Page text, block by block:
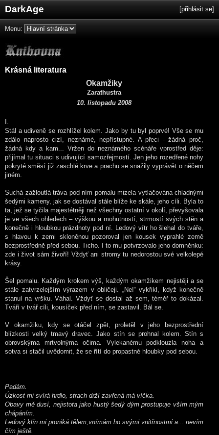
DarkAge [přihlásit se]
Menu:
Krásná literatura
Okamžiky
Zarathustra
10. listopadu 2008
Stál a udiveně se rozhlížel kolem. Jako by tu byl poprvé! Vše se mu
zdálo naprosto cizí, neznámé, nepřístupné. A přeci - žádná proč,
žádná kdy a kam... Vržen do neznámého scénáře vprostřed děje:
přijímal tu situaci s udivující samozřejmostí. Jen jeho rozedřené nohy
pokryté směsí již zaschlé krve a prachu se snažily vyprávět o něčem
jiném.
Suchá zažloutlá tráva pod ním pomalu mizela vytlačována chladnými
šedými kameny, jak se dostával stále blíže ke skále, jeho cíli. Byla to
ta, jež se tyčila majestétněji než všechny ostatní v okolí, převyšovala
je ve všech ohledech – výškou a mohutností, strmostí svých stěn a
konečně i hloubkou prázdnoty pod ní. Ledový vítr ho šlehal do tváře,
s hlavou k zemi skloněnou pozoroval jen kousek vyprahlé země
bezprostředně před sebou. Ticho. I to mu potvrzovalo jeho domněnku:
zde i život sám živoří! Vždyť ani stromy tu nedorostou své velkolepé
krásy.
Šel pomalu. Každým krokem výš, každým okamžikem nejistěji a se
stále zatvrzelejším výrazem v obličeji. „Ne!“ vykřikl, když konečně
stanul na vršku. Váhal. Vždyť se dostal až sem, téměř to dokázal.
Tváří v tvář cíli, kousíček před ním, se zastavil. Bál se.
V okamžiku, kdy se otáčel zpět, proletěl v jeho bezprostřední
blízkosti velký tmavý dravec. Jako stín se prohnal kolem. Stín s
obrovskýma mrtvolnýma očima. Vylekanému podklouzla noha a
sotva si stačil uvědomit, že se řítí do propastné hloubky pod sebou.
Padám.
Úzkost mi svírá hrdlo, strach drží zavřená má víčka.
Obavy mě dusí, nejistota jako hustý šedý dým prostupuje vším mým
chápáním.
Ledový klín mi proniká tělem,vnímám ho svými vnitřnostmi a... nevím
čím ještě.